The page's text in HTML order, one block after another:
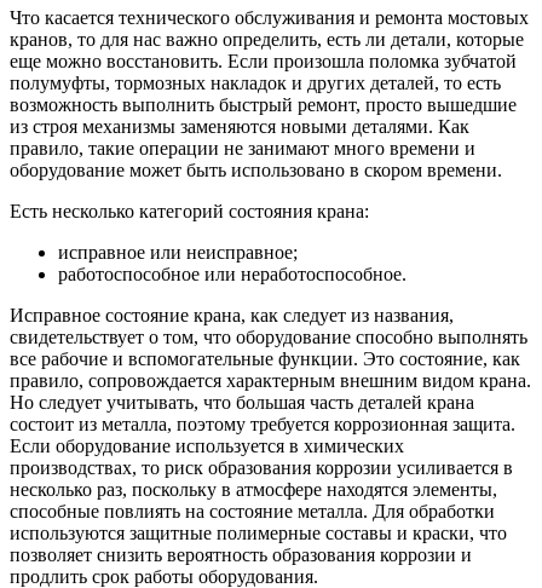
Что касается технического обслуживания и ремонта мостовых
кранов, то для нас важно определить, есть ли детали, которые
еще можно восстановить. Если произошла поломка зубчатой
полумуфты, тормозных накладок и других деталей, то есть
возможность выполнить быстрый ремонт, просто вышедшие
из строя механизмы заменяются новыми деталями. Как
правило, такие операции не занимают много времени и
оборудование может быть использовано в скором времени.
Есть несколько категорий состояния крана:
исправное или неисправное;
работоспособное или неработоспособное.
Исправное состояние крана, как следует из названия,
свидетельствует о том, что оборудование способно выполнять
все рабочие и вспомогательные функции. Это состояние, как
правило, сопровождается характерным внешним видом крана.
Но следует учитывать, что большая часть деталей крана
состоит из металла, поэтому требуется коррозионная защита.
Если оборудование используется в химических
производствах, то риск образования коррозии усиливается в
несколько раз, поскольку в атмосфере находятся элементы,
способные повлиять на состояние металла. Для обработки
используются защитные полимерные составы и краски, что
позволяет снизить вероятность образования коррозии и
продлить срок работы оборудования.